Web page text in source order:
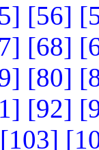
[56]
[68]
[80]
[92]
[103]